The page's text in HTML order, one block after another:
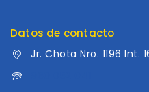
Datos de contacto
Jr. Chota Nro. 1196 Int.